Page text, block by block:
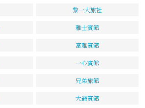
黎一大旅社
雅士賓館
富雅賓館
一心賓館
兄弟旅館
大爺賓館